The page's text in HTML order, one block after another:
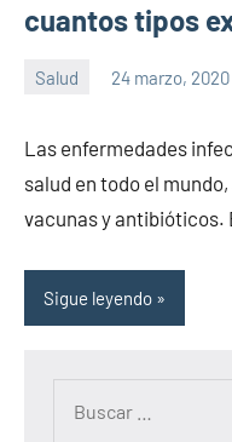
cuantos tipos
Salud 24 marzo, 2020
la
salud
comentarios
Las enfermedades
salud en todo el
vacunas y
Sigue leyendo